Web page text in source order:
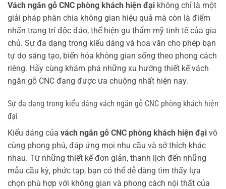
Vách ngăn gỗ CNC phòng khách hiện đại không chỉ là một
giải pháp phân chia không gian hiệu quả mà còn là điểm
nhấn trang trí độc đáo, thể hiện gu thẩm mỹ tinh tế của gia
chủ. Sự đa dạng trong kiểu dáng và hoa văn cho phép bạn
tự do sáng tạo, biến hóa không gian sống theo phong cách
riêng. Hãy cùng khám phá những xu hướng thiết kế vách
ngăn gỗ CNC đang được ưa chuộng nhất hiện nay.
Sự đa dạng trong kiểu dáng vách ngăn gỗ CNC phòng khách hiện
đại
Kiểu dáng của vách ngăn gỗ CNC phòng khách hiện đại vô
cùng phong phú, đáp ứng mọi nhu cầu và sở thích khác
nhau. Từ những thiết kế đơn giản, thanh lịch đến những
mẫu cầu kỳ, phức tạp, bạn có thể dễ dàng tìm thấy lựa
chọn phù hợp với không gian và phong cách nội thất của